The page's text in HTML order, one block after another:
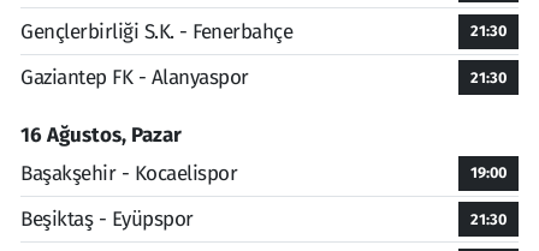
Gençlerbirliği S.K. - Fenerbahçe 21:30
Gaziantep FK - Alanyaspor 21:30
16 Ağustos, Pazar
Başakşehir - Kocaelispor
19:00
Beşiktaş - Eyüpspor 21:30